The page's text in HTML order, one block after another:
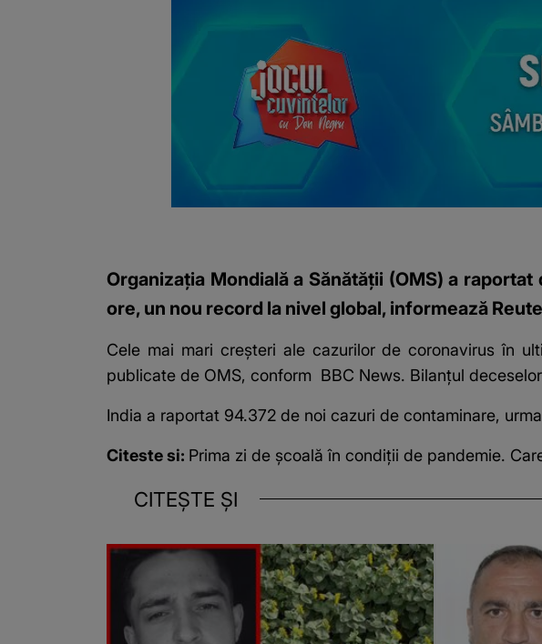
Organizaţia Mondială a Sănătăţii (OMS) a
ore, un nou record la nivel global, informează
Cele mai mari creşteri ale cazurilor de coronavirus în
publicate de OMS, conform BBC News. Bilanţul
India a raportat 94.372 de noi cazuri de contaminare,
Citeste si: Prima zi de școală în condiții de pandemie.
CITEȘTE ȘI